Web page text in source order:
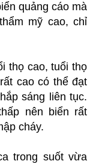
quảng cáo mà
mỹ cao, chỉ
thọ cao, tuổi thọ
cao có thể đạt
sáng liên tục.
nên biển rất
cháy.
trong suốt vừa